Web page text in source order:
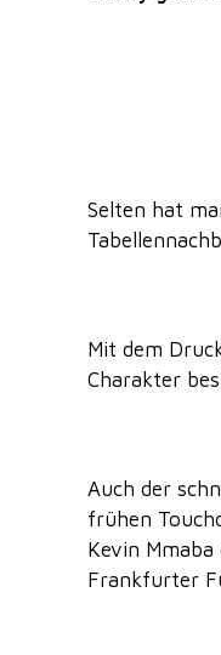
Selten hat
Mit dem
Charakter
Auch der
frühen
Kevin
Frankfurter